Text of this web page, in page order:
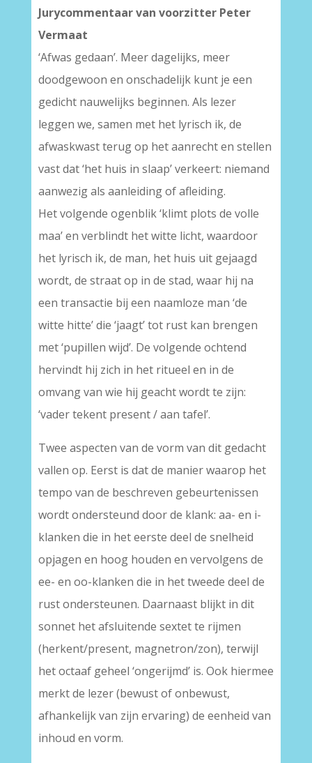
Jurycommentaar van voorzitter Peter
Vermaat
‘Afwas gedaan’. Meer dagelijks, meer
doodgewoon en onschadelijk kunt je een
gedicht nauwelijks beginnen. Als lezer
leggen we, samen met het lyrisch ik, de
afwaskwast terug op het aanrecht en stellen
vast dat ‘het huis in slaap’ verkeert: niemand
aanwezig als aanleiding of afleiding.
Het volgende ogenblik ‘klimt plots de volle
maa’ en verblindt het witte licht, waardoor
het lyrisch ik, de man, het huis uit gejaagd
wordt, de straat op in de stad, waar hij na
een transactie bij een naamloze man ‘de
witte hitte’ die ‘jaagt’ tot rust kan brengen
met ‘pupillen wijd’. De volgende ochtend
hervindt hij zich in het ritueel en in de
omvang van wie hij geacht wordt te zijn:
‘vader tekent present / aan tafel’.
Twee aspecten van de vorm van dit gedacht
vallen op. Eerst is dat de manier waarop het
tempo van de beschreven gebeurtenissen
wordt ondersteund door de klank: aa- en i-
klanken die in het eerste deel de snelheid
opjagen en hoog houden en vervolgens de
ee- en oo-klanken die in het tweede deel de
rust ondersteunen. Daarnaast blijkt in dit
sonnet het afsluitende sextet te rijmen
(herkent/present, magnetron/zon), terwijl
het octaaf geheel ‘ongerijmd’ is. Ook hiermee
merkt de lezer (bewust of onbewust,
afhankelijk van zijn ervaring) de eenheid van
inhoud en vorm.